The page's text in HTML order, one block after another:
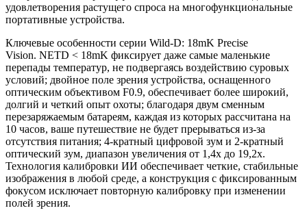
удовлетворения растущего спроса на многофункциональные
портативные устройства.
Ключевые особенности серии Wild-D: 18mK Precise
Vision. NETD < 18mK фиксирует даже самые маленькие
перепады температур, не подвергаясь воздействию суровых
условий; двойное поле зрения устройства, оснащенного
оптическим объективом F0.9, обеспечивает более широкий,
долгий и четкий опыт охоты; благодаря двум сменным
перезаряжаемым батареям, каждая из которых рассчитана на
10 часов, ваше путешествие не будет прерываться из-за
отсутствия питания; 4-кратный цифровой зум и 2-кратный
оптический зум, диапазон увеличения от 1,4x до 19,2x.
Технология калибровки ИИ обеспечивает четкие, стабильные
изображения в любой среде, а конструкция с фиксированным
фокусом исключает повторную калибровку при изменении
полей зрения.